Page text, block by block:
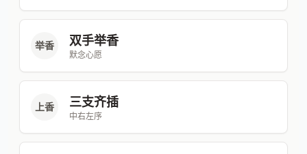
举香 双手举香
默念心愿
上香 三支齐插
中右左序